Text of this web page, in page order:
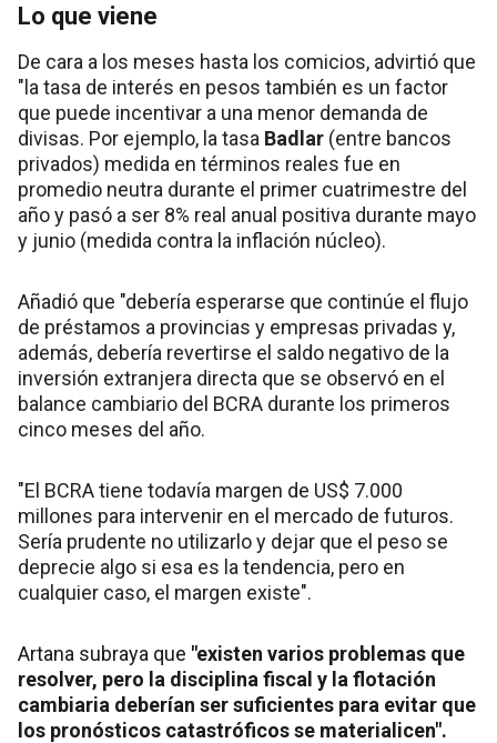
Lo que viene
De cara a los meses hasta los comicios, advirtió que
"la tasa de interés en pesos también es un factor
que puede incentivar a una menor demanda de
divisas. Por ejemplo, la tasa Badlar (entre bancos
privados) medida en términos reales fue en
promedio neutra durante el primer cuatrimestre del
año y pasó a ser 8% real anual positiva durante mayo
y junio (medida contra la inflación núcleo).
Añadió que "debería esperarse que continúe el flujo
de préstamos a provincias y empresas privadas y,
además, debería revertirse el saldo negativo de la
inversión extranjera directa que se observó en el
balance cambiario del BCRA durante los primeros
cinco meses del año.
"El BCRA tiene todavía margen de US$ 7.000
millones para intervenir en el mercado de futuros.
Sería prudente no utilizarlo y dejar que el peso se
deprecie algo si esa es la tendencia, pero en
cualquier caso, el margen existe".
Artana subraya que "existen varios problemas que
resolver, pero la disciplina fiscal y la flotación
cambiaria deberían ser suficientes para evitar que
los pronósticos catastróficos se materialicen".